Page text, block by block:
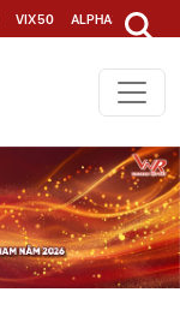
VIX50 ALPHA30